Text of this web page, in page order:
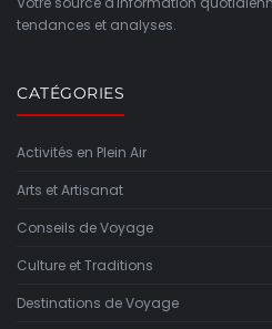
tendances et analyses.
CATÉGORIES
Activités en Plein Air
Arts et Artisanat
Conseils de Voyage
Culture et Traditions
Destinations de Voyage